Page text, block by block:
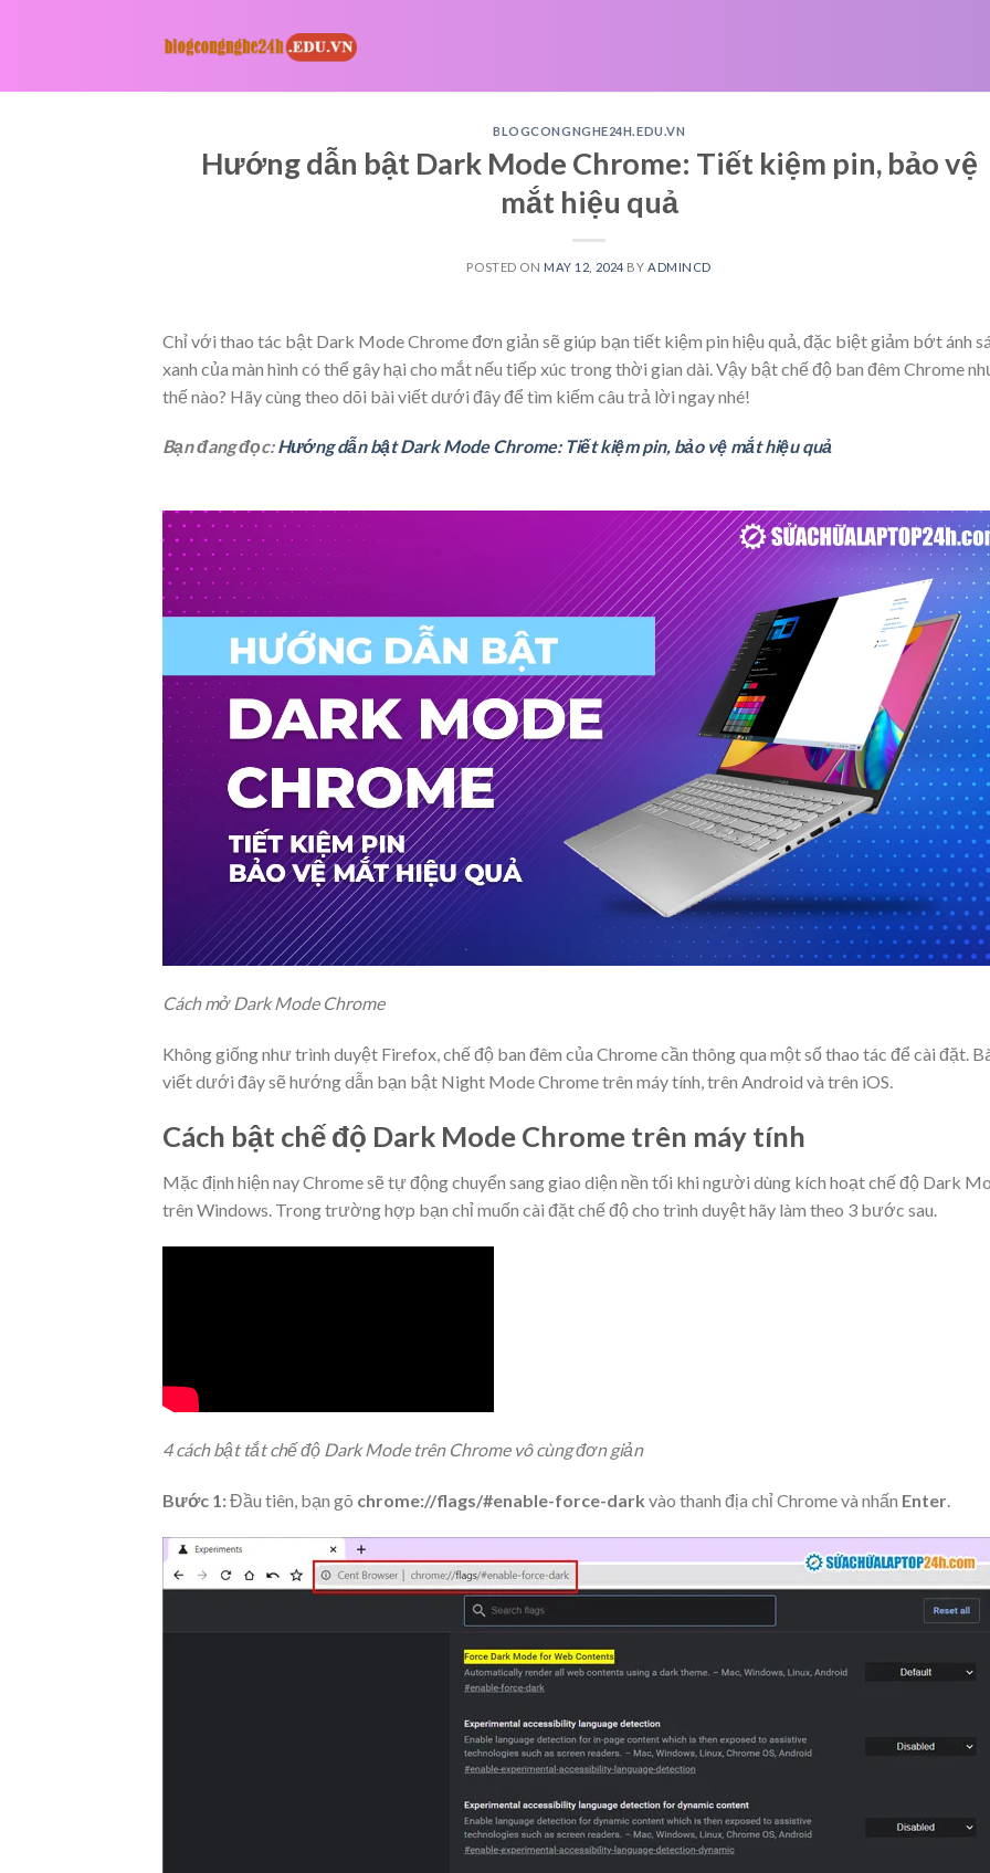
BLOGCONGNGHE24H.EDU.VN
Hướng dẫn bật Dark Mode Chrome: Tiết kiệm pin, bảo vệ
mắt hiệu quả
POSTED ON MAY 12, 2024 BY ADMINCD
Chỉ với thao tác bật Dark Mode Chrome đơn giản sẽ giúp bạn tiết kiệm pin hiệu quả, đặc biệt giảm bớt ánh
xanh của màn hình có thể gây hại cho mắt nếu tiếp xúc trong thời gian dài. Vậy bật chế độ ban đêm Chrome
thế nào? Hãy cùng theo dõi bài viết dưới đây để tìm kiếm câu trả lời ngay nhé!
Bạn đang đọc:Hướng dẫn bật Dark Mode Chrome: Tiết kiệm pin, bảo vệ mắt hiệu quả
Cách mở Dark Mode Chrome
Không giống như trình duyệt Firefox, chế độ ban đêm của Chrome cần thông qua một số thao tác để cài đặt.
viết dưới đây sẽ hướng dẫn bạn bật Night Mode Chrome trên máy tính, trên Android và trên iOS.
Cách bật chế độ Dark Mode Chrome trên máy tính
Mặc định hiện nay Chrome sẽ tự động chuyển sang giao diện nền tối khi người dùng kích hoạt chế độ Dark
trên Windows. Trong trường hợp bạn chỉ muốn cài đặt chế độ cho trình duyệt hãy làm theo 3 bước sau.
4 cách bật tắt chế độ Dark Mode trên Chrome vô cùng đơn giản
Bước 1:Đầu tiên, bạn gõ chrome://flags/#enable-force-dark vào thanh địa chỉ Chrome và nhấn Enter